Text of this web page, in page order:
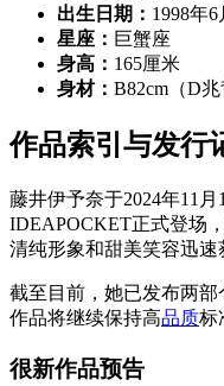
出生日期： 1998年6
星座： 巨蟹座
身高： 165厘米
身材： B82cm（D兆
作品索引与发行
藤井伊予奈于2024年11
IDEAPOCKET正式登场
清纯形象和甜美笑容迅速
截至目前，她已发布两
作品将继续保持高品质标
很新作品预告